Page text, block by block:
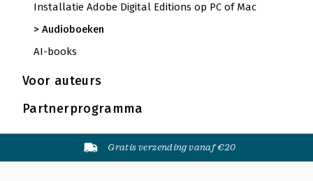
Installatie Adobe Digital Editions op PC of Mac
Audioboeken
AI-books
Voor auteurs
Partnerprogramma
Gratis verzending vanaf €20